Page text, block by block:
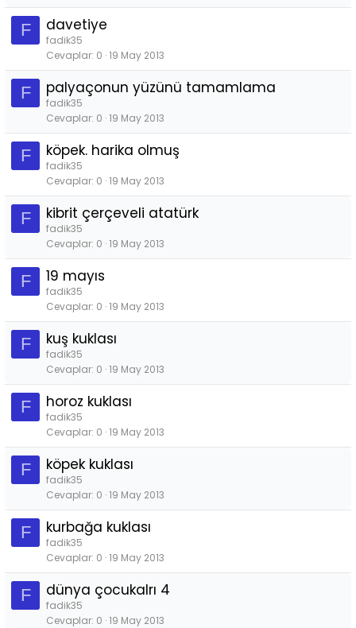
F davetiye
fadik35
Cevaplar 0 19 May 2013
F palyaçonun yüzünü tamamlama
fadik35
Cevaplar 0 19 May 2013
F köpek. harika olmuş
fadik35
Cevaplar 0 19 May 2013
F kibrit çerçeveli atatürk
fadik35
Cevaplar 0 19 May 2013
F 19 mayıs
fadik35
Cevaplar 0 19 May 2013
F kuş kuklası
fadik35
Cevaplar 0 19 May 2013
F horoz kuklası
fadik35
Cevaplar 0 19 May 2013
F köpek kuklası
fadik35
Cevaplar 0 19 May 2013
F kurbağa kuklası
fadik35
Cevaplar 0 19 May 2013
F dünya çocukalrı 4
fadik35
Cevaplar 0 19 May 2013